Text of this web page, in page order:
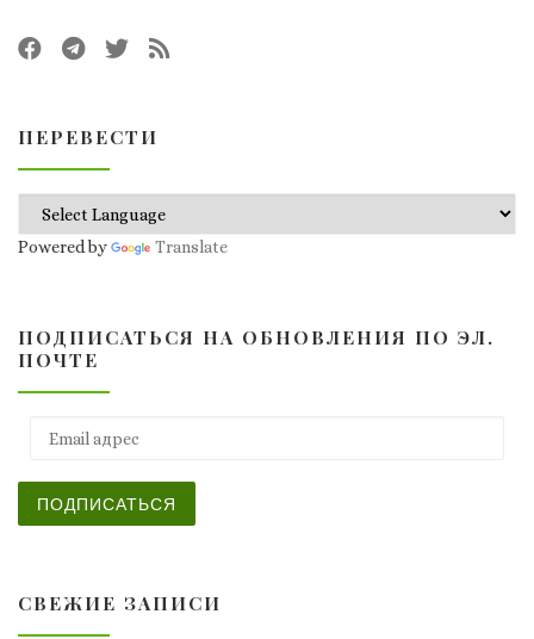
ПЕРЕВЕСТИ
Powered by Translate
ПОДПИСАТЬСЯ НА ОБНОВЛЕНИЯ ПО ЭЛ.
ПОЧТЕ
ПОДПИСАТЬСЯ
СВЕЖИЕ ЗАПИСИ